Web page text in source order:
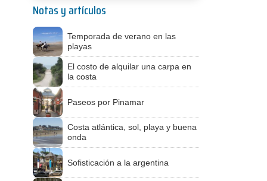
Notas y artículos
Temporada de verano en las
playas
El costo de alquilar una carpa en
la costa
Paseos por Pinamar
Costa atlántica, sol, playa y buena
onda
Sofisticación a la argentina